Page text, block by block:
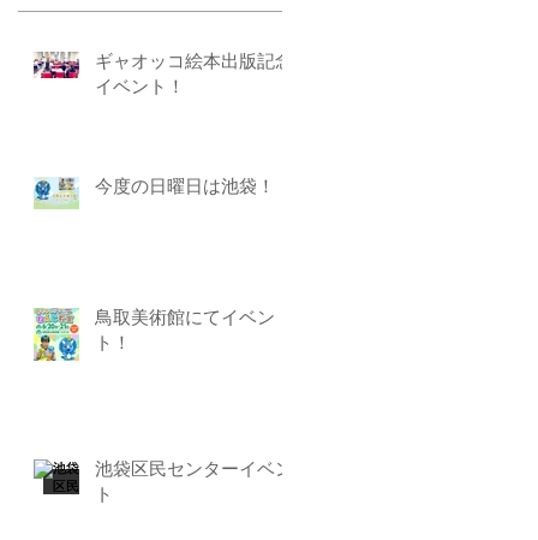
ギャオッコ絵本出版記念
イベント！
今度の日曜日は池袋！
鳥取美術館にてイベン
ト！
池袋区民センターイベン
ト